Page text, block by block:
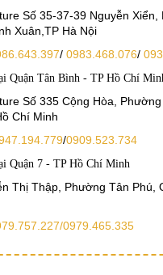
Số 35-37-39 Nguyễn Xiển,
Xuân,TP Hà Nội
/ 0983.468.076/
Quận Tân Bình - TP Hồ Chí
Số 335 Cộng Hòa,
Chí Minh
/0909.523.734
Quận 7 - TP Hồ Chí Minh
Thị Thập, Phường Tân Phú,
0979.465.335